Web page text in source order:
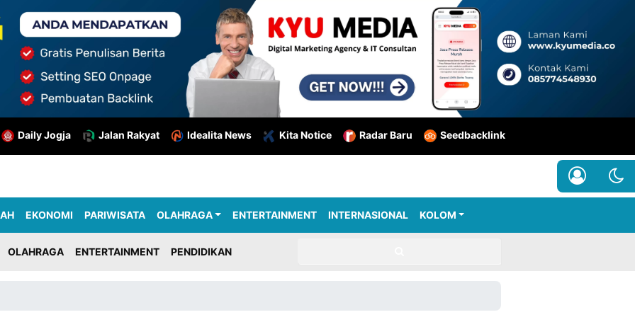
Daily Jogja Jalan Rakyat Idealita News Kita Notice Radar Baru Seedbacklink
EKONOMI PARIWISATA OLAHRAGA ENTERTAINMENT INTERNASIONAL KOLOM
OLAHRAGA ENTERTAINMENT PENDIDIKAN